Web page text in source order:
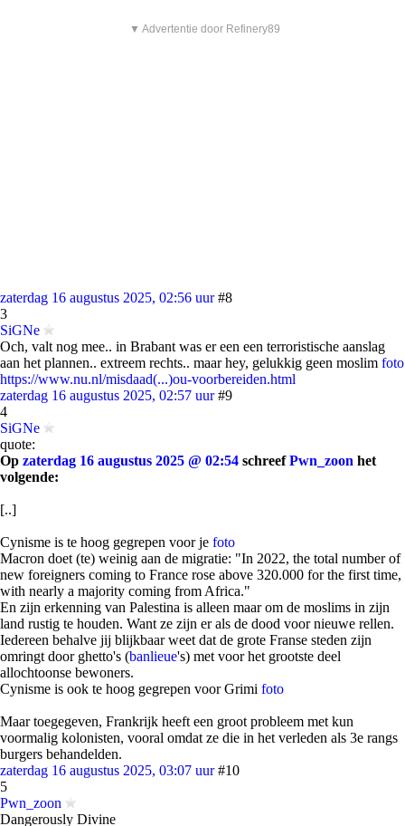
▼ Advertentie door Refinery89
zaterdag 16 augustus 2025, 02:56 uur #8
3
SiGNe
Och, valt nog mee.. in Brabant was er een een terroristische aanslag
aan het plannen.. extreem rechts.. maar hey, gelukkig geen moslim foto
https://www.nu.nl/misdaad(...)ou-voorbereiden.html
zaterdag 16 augustus 2025, 02:57 uur #9
4
SiGNe
quote:
Op zaterdag 16 augustus 2025 @ 02:54 schreefPwn_zoon het
volgende:
[..]
Cynisme is te hoog gegrepen voor je foto
Macron doet (te) weinig aan de migratie: "In 2022, the total number of
new foreigners coming to France rose above 320.000 for the first time,
with nearly a majority coming from Africa."
En zijn erkenning van Palestina is alleen maar om de moslims in zijn
land rustig te houden. Want ze zijn er als de dood voor nieuwe rellen.
Iedereen behalve jij blijkbaar weet dat de grote Franse steden zijn
omringt door ghetto's (banlieue's) met voor het grootste deel
allochtoonse bewoners.
Cynisme is ook te hoog gegrepen voor Grimi foto
Maar toegegeven, Frankrijk heeft een groot probleem met kun
voormalig kolonisten, vooral omdat ze die in het verleden als 3e rangs
burgers behandelden.
zaterdag 16 augustus 2025, 03:07 uur #10
5
Pwn_zoon
Dangerously Divine